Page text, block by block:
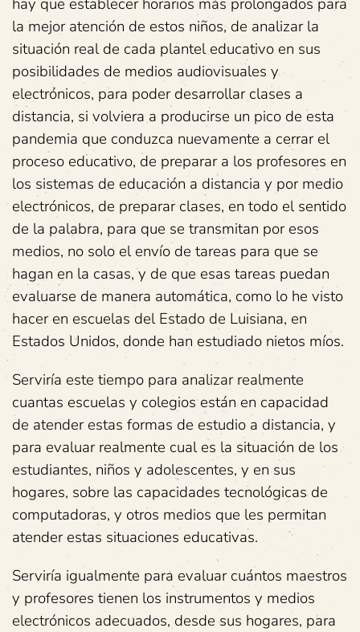
la mejor atención de estos niños, de analizar la
situación real de cada plantel educativo en sus
posibilidades de medios audiovisuales y
electrónicos, para poder desarrollar clases a
distancia, si volviera a producirse un pico de esta
pandemia que conduzca nuevamente a cerrar el
proceso educativo, de preparar a los profesores en
los sistemas de educación a distancia y por medio
electrónicos, de preparar clases, en todo el sentido
de la palabra, para que se transmitan por esos
medios, no solo el envío de tareas para que se
hagan en la casas, y de que esas tareas puedan
evaluarse de manera automática, como lo he visto
hacer en escuelas del Estado de Luisiana, en
Estados Unidos, donde han estudiado nietos míos.
Serviría este tiempo para analizar realmente
cuantas escuelas y colegios están en capacidad
de atender estas formas de estudio a distancia, y
para evaluar realmente cual es la situación de los
estudiantes, niños y adolescentes, y en sus
hogares, sobre las capacidades tecnológicas de
computadoras, y otros medios que les permitan
atender estas situaciones educativas.
Serviría igualmente para evaluar cuántos maestros
y profesores tienen los instrumentos y medios
electrónicos adecuados, desde sus hogares, para